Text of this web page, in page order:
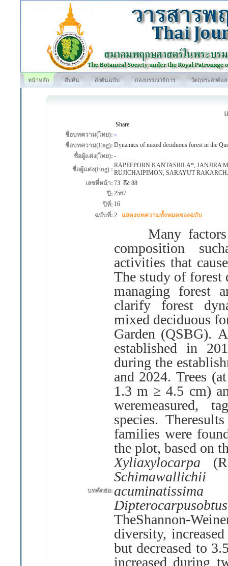
หน้าหลัก สืบค้น ส่งต้นฉบับ กองบรรณาธิการ วัตถุประสงค์แ
Share
ชื่อบทความ(ไทย): -
ชื่อบทความ(Eng): Dynamics of mixed deciduous forest in the
ชื่อผู้แต่ง(ไทย): -
ชื่อผู้แต่ง(Eng) :
RAPEEPORN KANTASRILA*, JANJIRA
RUJICHAIPIMON, SARAYUT
เลขที่หน้า: 73ถึง 88
ปี: 2567
ปีที่: 16
ฉบับที่: 2 แสดงบทความทั้งหมดของฉบับ
บทคัดย่อ:
Many factors
composition
activities that
The study of forest
managing forest
clarify forest
mixed deciduous
Garden (QSBG).
established in
during the
and 2024.Trees (
1 .3 m ≥ 4.5 cm)
weremeasured,
species.
families were
the plot, based on
Xyliaxylocarpa (
TheShannon-
diversity,
but decreased to 3.
increased during